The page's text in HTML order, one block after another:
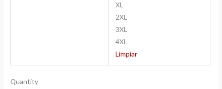
XL
2XL
3XL
4XL
Limpiar
Quantity